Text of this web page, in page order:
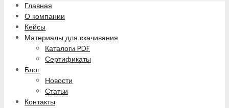
Главная
О компании
Кейсы
Материалы для скачивания
Каталоги PDF
Сертификаты
Блог
Новости
Статьи
Контакты